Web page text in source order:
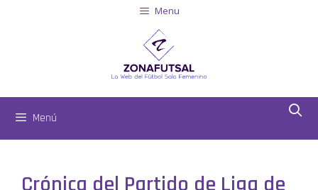
Menu
Menú
Crónica del Partido de Liga de